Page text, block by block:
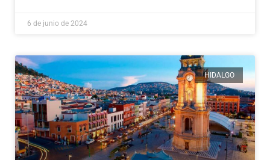
6 de junio de 2024
HIDALGO